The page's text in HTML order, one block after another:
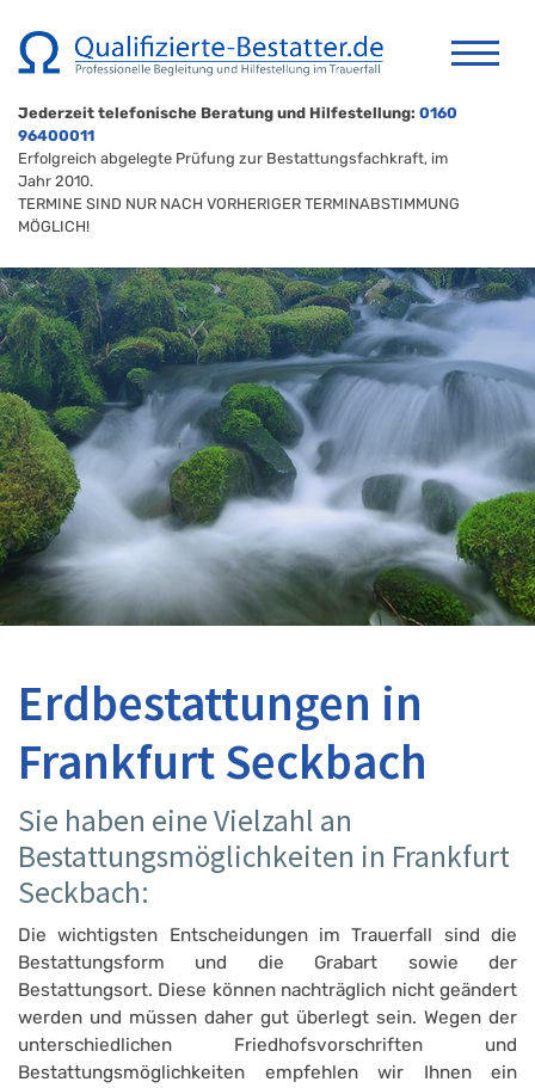
Jederzeit telefonische Beratung und Hilfestellung: 0160
96400011
Erfolgreich abgelegte Prüfung zur Bestattungsfachkraft, im
Jahr 2010.
TERMINE SIND NUR NACH VORHERIGER TERMINABSTIMMUNG
MÖGLICH!
Erdbestattungen in
Frankfurt Seckbach
Sie haben eine Vielzahl an
Bestattungsmöglichkeiten in Frankfurt
Seckbach:
Die wichtigsten Entscheidungen im Trauerfall sind die
Bestattungsform und die Grabart sowie der
Bestattungsort. Diese können nachträglich nicht geändert
werden und müssen daher gut überlegt sein. Wegen der
unterschiedlichen Friedhofsvorschriften und
Bestattungsmöglichkeiten empfehlen wir Ihnen ein